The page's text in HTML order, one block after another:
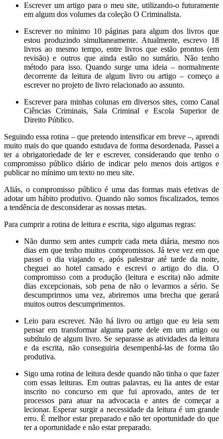
Escrever um artigo para o meu site, utilizando-o futuramente
em algum dos volumes da coleção O Criminalista.
Escrever no mínimo 10 páginas para algum dos livros que
estou produzindo simultaneamente. Atualmente, escrevo 18
livros ao mesmo tempo, entre livros que estão prontos (em
revisão) e outros que ainda estão no sumário. Não tenho
método para isso. Quando surge uma ideia – normalmente
decorrente da leitura de algum livro ou artigo – começo a
escrever no projeto de livro relacionado ao assunto.
Escrever para minhas colunas em diversos sites, como Canal
Ciências Criminais, Sala Criminal e Escola Superior de
Direito Público.
Seguindo essa rotina – que pretendo intensificar em breve –, aprendi
muito mais do que quando estudava de forma desordenada. Passei a
ter a obrigatoriedade de ler e escrever, considerando que tenho o
compromisso público diário de indicar pelo menos dois artigos e
publicar no mínimo um texto no meu site.
Aliás, o compromisso público é uma das formas mais efetivas de
adotar um hábito produtivo. Quando não somos fiscalizados, temos
a tendência de desconsiderar as nossas metas.
Para cumprir a rotina de leitura e escrita, sigo algumas regras:
Não durmo sem antes cumprir cada meta diária, mesmo nos
dias em que tenho muitos compromissos. Já teve vez em que
passei o dia viajando e, após palestrar até tarde da noite,
cheguei ao hotel cansado e escrevi o artigo do dia. O
compromisso com a produção (leitura e escrita) não admite
dias excepcionais, sob pena de não o levarmos a sério. Se
descumprirmos uma vez, abriremos uma brecha que gerará
muitos outros descumprimentos.
Leio para escrever. Não há livro ou artigo que eu leia sem
pensar em transformar alguma parte dele em um artigo ou
subtítulo de algum livro. Se separasse as atividades da leitura
e da escrita, não conseguiria desempenhá-las de forma tão
produtiva.
Sigo uma rotina de leitura desde quando não tinha o que fazer
com essas leituras. Em outras palavras, eu lia antes de estar
inscrito no concurso em que fui aprovado, antes de ter
processos para atuar na advocacia e antes de começar a
lecionar. Esperar surgir a necessidade da leitura é um grande
erro. É melhor estar preparado e não ter oportunidade do que
ter a oportunidade e não estar preparado.